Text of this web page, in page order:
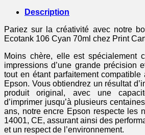
Description
Pariez sur la créativité avec notre
Ecotank 106 Cyan 70ml chez Print
Moins chère, elle est spécialement
impressions d’une grande précision
tout en étant parfaitement
Epson. Vous obtiendrez un résultat
produit original, avec une
d’imprimer jusqu’à plusieurs
ans, notre encre Epson respecte les
14001, CE, assurant ainsi des
et un respect de l’environnement.